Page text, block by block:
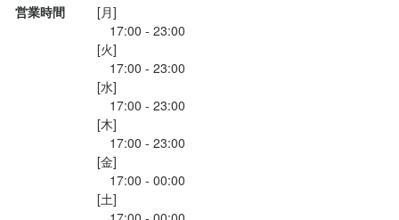
営業時間
[月]
17:00 - 23:00
[火]
17:00 - 23:00
[水]
17:00 - 23:00
[木]
17:00 - 23:00
[金]
17:00 - 00:00
[土]
応募資格
必須スキル・経験
コミュニケーション能力
週4日以上働ける方
歓迎スキル・経験
コミュニケーション能力
元気な方、人と話すのが好きな方、向上心がある方
応募資格
必須スキル・経験
コミュニケーション能力
週4日以上働ける方
歓迎スキル・経験
コミュニケーション能力
元気な方、人と話すのが好きな方、向上心がある方
応募資格
必須スキル・経験
コミュニケーション能力
週4日以上働ける方
歓迎スキル・経験
コミュニケーション能力
元気な方、人と話すのが好きな方、向上心がある方